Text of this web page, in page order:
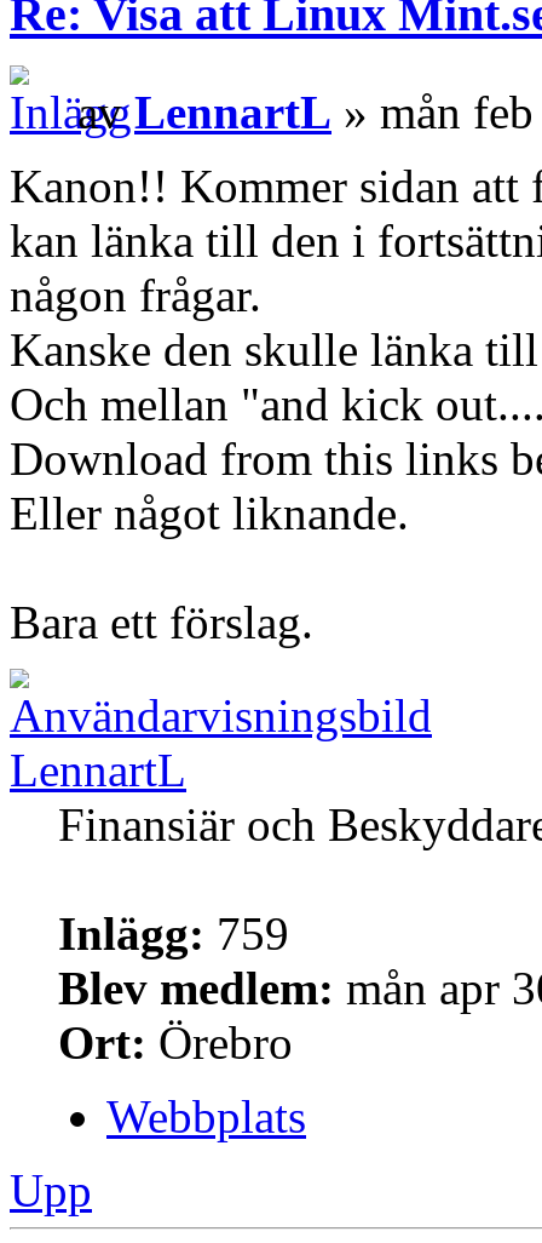
Re: Visa att Linux
avLennartL » mån
Kanon!! Kommer sidan att
kan länka till den i
någon frågar.
Kanske den skulle länka
Och mellan "and kick
Download from this links
Eller något liknande.
Bara ett förslag.
LennartL
Finansiär och
Inlägg: 759
Blev medlem: mån apr
Ort: Örebro
Webbplats
Upp